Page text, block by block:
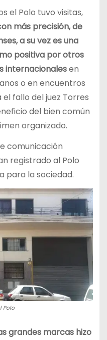
el Polo tuvo visitas,
más precisión, de
a su vez es una
positiva por otros
internacionalesen
o en encuentros
fallo del juez Torres
del bien común
organizado.
comunicación
registrado al Polo
para la sociedad.
Polo
grandes marcas hizo